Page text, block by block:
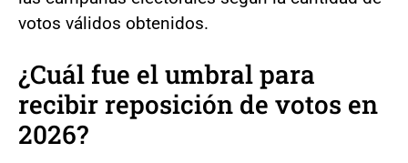
votos válidos obtenidos.
¿Cuál fue el umbral para
recibir reposición de votos en
2026?